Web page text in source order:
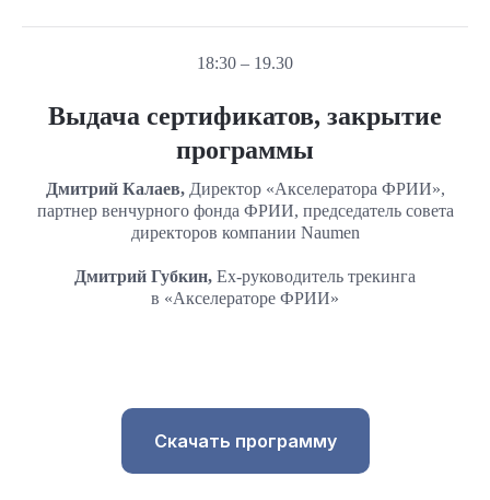
18:30 – 19.30
Выдача сертификатов, закрытие
программы
Дмитрий Калаев,Директор «Акселератора ФРИИ»,
партнер венчурного фонда ФРИИ, председатель совета
директоров компании Naumen
Дмитрий Губкин, Ex-руководитель трекинга
в «Акселераторе ФРИИ»
Скачать программу